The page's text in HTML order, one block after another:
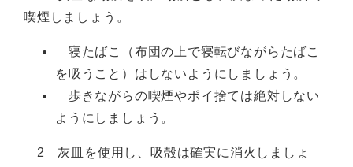
喫煙しましょう。
寝たばこ（布団の上で寝転びながらたばこ
を吸うこと）はしないようにしましょう。
歩きながらの喫煙やポイ捨ては絶対しない
ようにしましょう。
2 灰皿を使用し、吸殻は確実に消火しましょ